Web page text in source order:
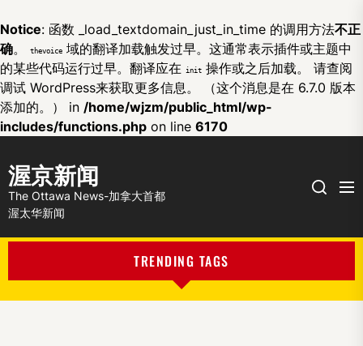
Notice: 函数 _load_textdomain_just_in_time 的调用方法不正
确。 thevoice 域的翻译加载触发过早。这通常表示插件或主题中
的某些代码运行过早。翻译应在
init 操作或之后加载。 请查阅
调试 WordPress来获取更多信息。 （这个消息是在 6.7.0 版本
添加的。） in /home/wjzm/public_html/wp-
includes/functions.php on line 6170
渥京新闻
The Ottawa News-加拿大首都
渥太华新闻
Search
TRENDING TAGS